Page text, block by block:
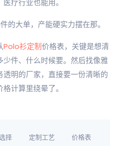
疗行业也能用。
的大单，产能硬实力摆在那。
Polo衫定制价格表，关键是想清
件、什么时候要。然后找像雅
明的厂家，直接要一份清晰的
计算里绕晕了。
择 定制工艺 价格表